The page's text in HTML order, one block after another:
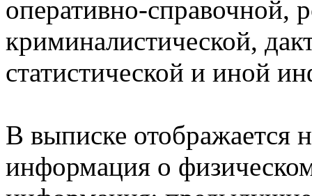
оперативно-справочной,
криминалистической,
статистической и иной
В выписке отображается
информация о